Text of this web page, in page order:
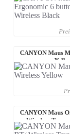
CANYON Maus
Yellow
CANYON Maus
Wireless